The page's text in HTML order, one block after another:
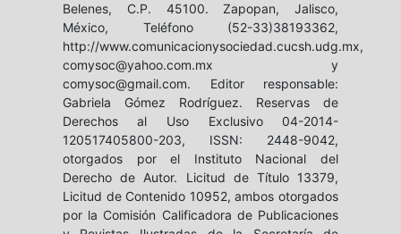
Belenes, C.P. 45100. Zapopan, Jalisco,
México, Teléfono (52-33)38193362,
http://www.comunicacionysociedad.cucsh.udg.mx,
comysoc@yahoo.com.mx y
comysoc@gmail.com. Editor responsable:
Gabriela Gómez Rodríguez. Reservas de
Derechos al Uso Exclusivo 04-2014-
120517405800-203, ISSN: 2448-9042,
otorgados por el Instituto Nacional del
Derecho de Autor. Licitud de Título 13379,
Licitud de Contenido 10952, ambos otorgados
por la Comisión Calificadora de Publicaciones